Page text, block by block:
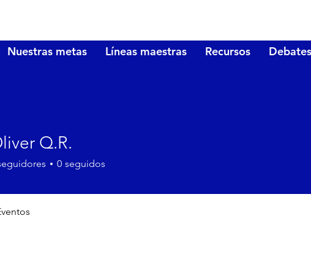
Nuestras metas Líneas maestras Recursos Debates
Q.R.
0 seguidos